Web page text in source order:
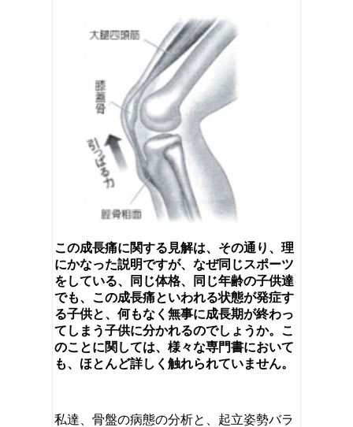
この成長痛に関する見解は、その通り、理
にかなった説明ですが、なぜ同じスポーツ
をしている、同じ体格、同じ年齢の子供達
でも、この成長痛といわれる状態が発症す
る子供と、何もなく無事に成長期が終わっ
てしまう子供に分かれるのでしょうか。こ
のことに関しては、様々な専門書において
も、ほとんど詳しく触れられていません。
私達、骨盤の病態の分析と、起立姿勢バラ